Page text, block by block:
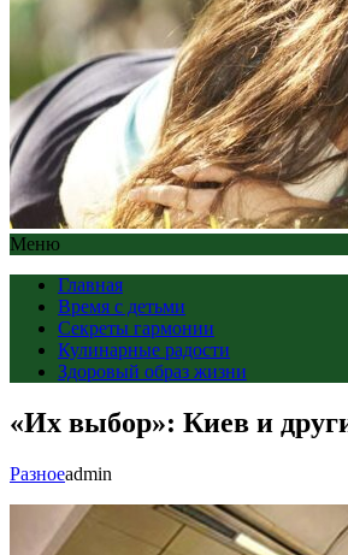
Меню
Главная
Время с детьми
Секреты гармонии
Кулинарные радости
Здоровый образ жизни
«Их выбор»: Киев и
Разноеadmin